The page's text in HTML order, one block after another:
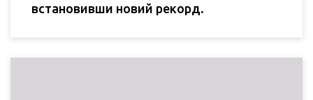
встановивши новий рекорд.